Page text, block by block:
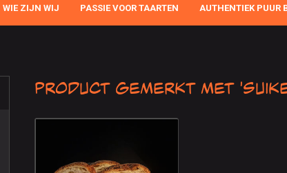
WIE ZIJN WIJ PASSIE VOOR TAARTEN AUTHENTIEK PUUR
Product gemerkt met